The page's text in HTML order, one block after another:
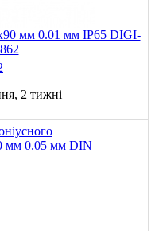
мм 0.01 мм IP65 DIGI-
2 тижні